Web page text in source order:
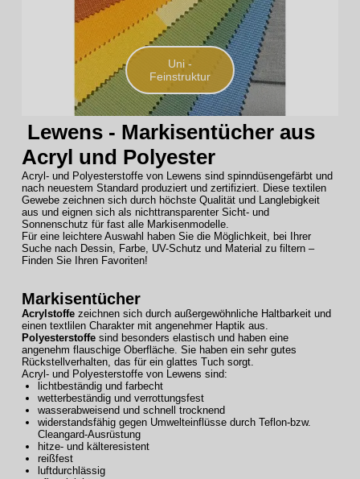
Uni -
Feinstruktur
Lewens - Markisentücher aus
Acryl und Polyester
Acryl- und Polyesterstoffe von Lewens sind spinndüsengefärbt und
nach neuestem Standard produziert und zertifiziert. Diese textilen
Gewebe zeichnen sich durch höchste Qualität und Langlebigkeit
aus und eignen sich als nichttransparenter Sicht- und
Sonnenschutz für fast alle Markisenmodelle.
Für eine leichtere Auswahl haben Sie die Möglichkeit, bei Ihrer
Suche nach Dessin, Farbe, UV-Schutz und Material zu filtern –
Finden Sie Ihren Favoriten!
Markisentücher
Acrylstoffe zeichnen sich durch außergewöhnliche Haltbarkeit und
einen textlilen Charakter mit angenehmer Haptik aus.
Polyesterstoffe sind besonders elastisch und haben eine
angenehm flauschige Oberfläche. Sie haben ein sehr gutes
Rückstellverhalten, das für ein glattes Tuch sorgt.
Acryl- und Polyesterstoffe von Lewens sind:
lichtbeständig und farbecht
wetterbeständig und verrottungsfest
wasserabweisend und schnell trocknend
widerstandsfähig gegen Umwelteinflüsse durch Teflon-bzw.
Cleangard-Ausrüstung
hitze- und kälteresistent
reißfest
luftdurchlässig